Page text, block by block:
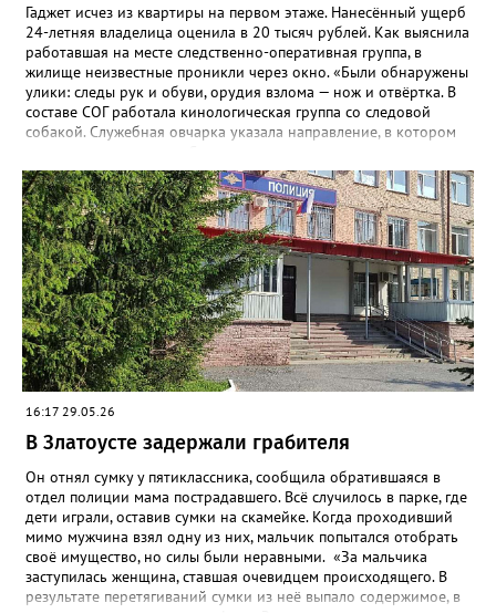
Гаджет исчез из квартиры на первом этаже. Нанесённый ущерб
24-летняя владелица оценила в 20 тысяч рублей. Как выяснила
работавшая на месте следственно-оперативная группа, в
жилище неизвестные проникли через окно. «Были обнаружены
улики: следы рук и обуви, орудия взлома — нож и отвёртка. В
составе СОГ работала кинологическая группа со следовой
собакой. Служебная овчарка указала направление, в котором
определили круг подозреваемых и приняли меры к их
розыску», - сообщили в златоустовском ОМВД. Вскоре
оперативники задержали двух мужчин 21 и 23 лет. Не
работающие, ранее судимые за преступления имущественного
характера граждане признались: колонку успели продать, а
деньги – потратить. Подозреваемых отправили под стражу, а
колонку разыскали, изъяли и после завершения всех
следственных мероприятий вернут законной владелице.
16:17 29.05.26
В Златоусте задержали грабителя
Он отнял сумку у пятиклассника, сообщила обратившаяся в
отдел полиции мама пострадавшего. Всё случилось в парке, где
дети играли, оставив сумки на скамейке. Когда проходивший
мимо мужчина взял одну из них, мальчик попытался отобрать
своё имущество, но силы были неравными. «За мальчика
заступилась женщина, ставшая очевидцем происходящего. В
результате перетягиваний сумки из неё выпало содержимое, в